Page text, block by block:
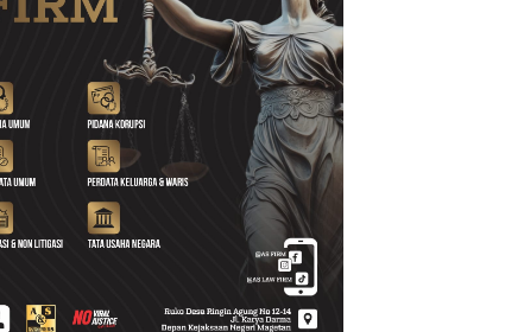
Gelar ICAPSTURE 2026
Dorong Inovasi
Depan
Ketua PWI Magetan: OKK
Penting untuk Mencetak
Wartawan Profesional,
Berintegritas dan Terpercaya